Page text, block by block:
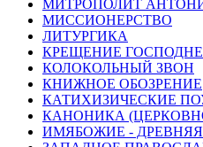
МИТРОПОЛИТ
МИССИОНЕРСТВО
ЛИТУРГИКА
КРЕЩЕНИЕ
КОЛОКОЛЬНЫЙ ЗВОН
КНИЖНОЕ ОБОЗРЕНИЕ
КАТИХИЗИЧЕСКИЕ
КАНОНИКА
ИМЯБОЖИЕ - ДРЕВНЯЯ